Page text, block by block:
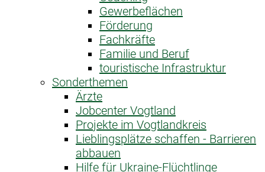
Gewerbeflächen
Förderung
Fachkräfte
Familie und Beruf
touristische Infrastruktur
Sonderthemen
Ärzte
Jobcenter Vogtland
Projekte im Vogtlandkreis
Lieblingsplätze schaffen - Barrieren
abbauen
Hilfe für Ukraine-Flüchtlinge